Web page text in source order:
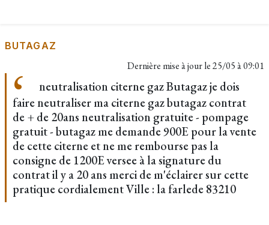
BUTAGAZ
Dernière mise à jour le25/05 à 09:01
neutralisation citerne gaz Butagaz je dois
faire neutraliser ma citerne gaz butagaz contrat
de + de 20ans neutralisation gratuite - pompage
gratuit - butagaz me demande 900E pour la vente
de cette citerne et ne me rembourse pas la
consigne de 1200E versee à la signature du
contrat il y a 20 ans merci de m'éclairer sur cette
pratique cordialement Ville : la farlede 83210